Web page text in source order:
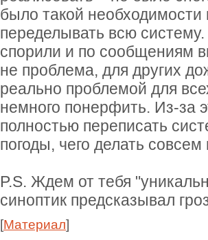
было такой необходимости
переделывать всю
спорили и по сообщениям
не проблема, для других
реально проблемой для
немного понерфить. Из-за
полностью переписать
погоды, чего делать
P.S. Ждем от тебя
синоптик предсказывал
[Материал]